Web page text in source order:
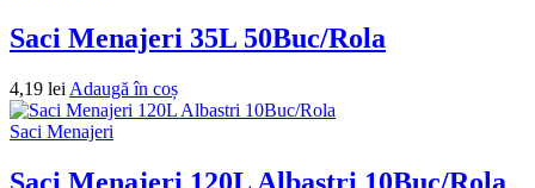
Saci Menajeri 35L 50Buc/Rola
4,19 lei Adaugă în coș
Saci Menajeri